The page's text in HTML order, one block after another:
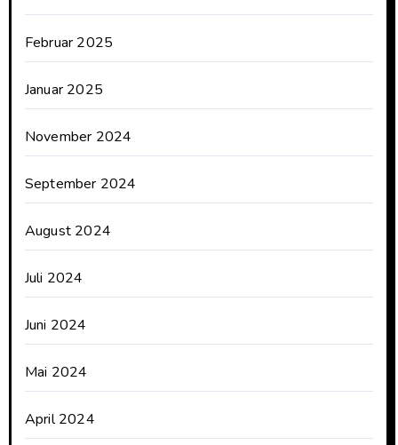
Februar 2025
Januar 2025
November 2024
September 2024
August 2024
Juli 2024
Juni 2024
Mai 2024
April 2024